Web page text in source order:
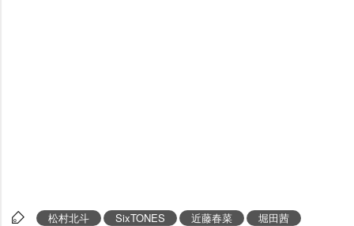
松村北斗 SixTONES 近藤春菜
堀田茜